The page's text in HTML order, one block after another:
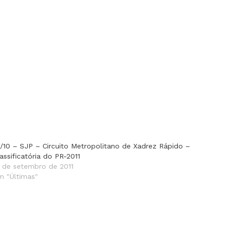
10 – SJP – Circuito Metropolitano de Xadrez Rápido –
do PR-2011
de setembro de 2011
"Últimas"